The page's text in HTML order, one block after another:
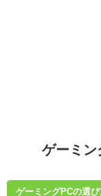
ゲーミン
ゲーミングPCの選